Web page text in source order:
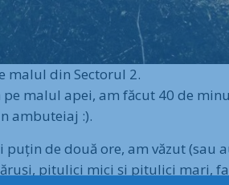
malul din Sectorul 2.
malul apei, am făcut 40 de
ambuteiaj :).
de două ore, am văzut (sau
pitulici mici și pitulici mari,